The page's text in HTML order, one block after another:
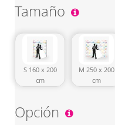
Tamaño
S 160 x 200
cm
M 250 x 200
cm
Opción